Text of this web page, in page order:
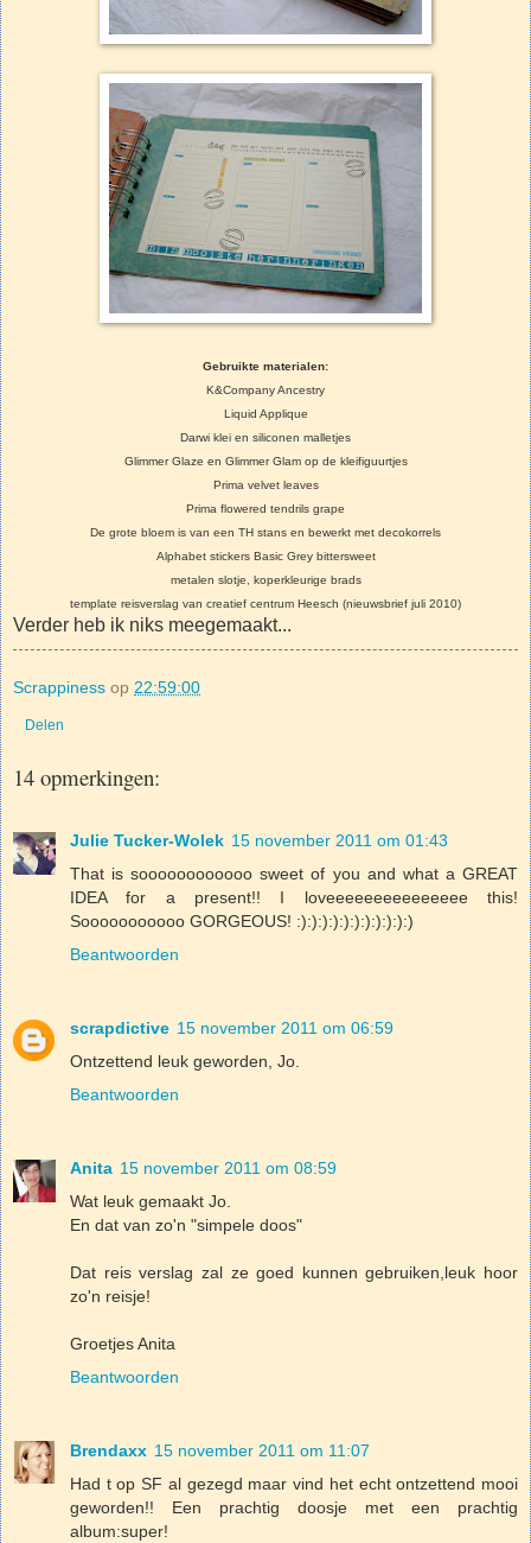
Gebruikte materialen:
K&Company Ancestry
Liquid Applique
Darwi klei en siliconen malletjes
Glimmer Glaze en Glimmer Glam op de kleifiguurtjes
Prima velvet leaves
Prima flowered tendrils grape
De grote bloem is van een TH stans en bewerkt met decokorrels
Alphabet stickers Basic Grey bittersweet
metalen slotje, koperkleurige brads
template reisverslag van creatief centrum Heesch (nieuwsbrief juli 2010)
Verder heb ik niks meegemaakt...
Scrappiness op 22:59:00
Delen
14 opmerkingen:
Julie Tucker-Wolek 15 november 2011 om 01:43
That is soooooooooooo sweet of you and what a GREAT
IDEA for a present!! I loveeeeeeeeeeeeeee this!
Sooooooooooo GORGEOUS! :):):):):):):):):):):)
Beantwoorden
scrapdictive 15 november 2011 om 06:59
Ontzettend leuk geworden, Jo.
Beantwoorden
Anita 15 november 2011 om 08:59
Wat leuk gemaakt Jo.
En dat van zo'n "simpele doos"
Dat reis verslag zal ze goed kunnen gebruiken,leuk hoor
zo'n reisje!
Groetjes Anita
Beantwoorden
Brendaxx 15 november 2011 om 11:07
Had t op SF al gezegd maar vind het echt ontzettend mooi
geworden!! Een prachtig doosje met een prachtig
album:super!